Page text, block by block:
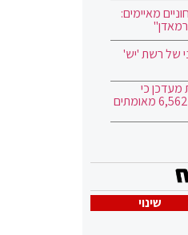
מאיימים:
של רשת 'יש'
כי
אתמול אובחנו 6,562 מאומתים
שינוי